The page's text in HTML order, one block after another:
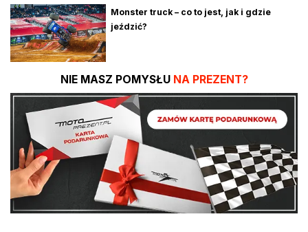
Monster truck – co to jest, jak i gdzie
jeździć?
NIE MASZ POMYSŁU NA PREZENT?